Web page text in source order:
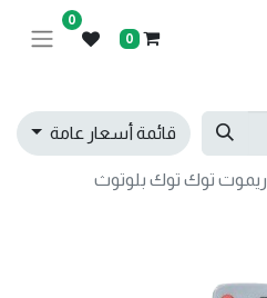
0
0
قائمة أسعار عامة
ريموت توك توك بلوتوث